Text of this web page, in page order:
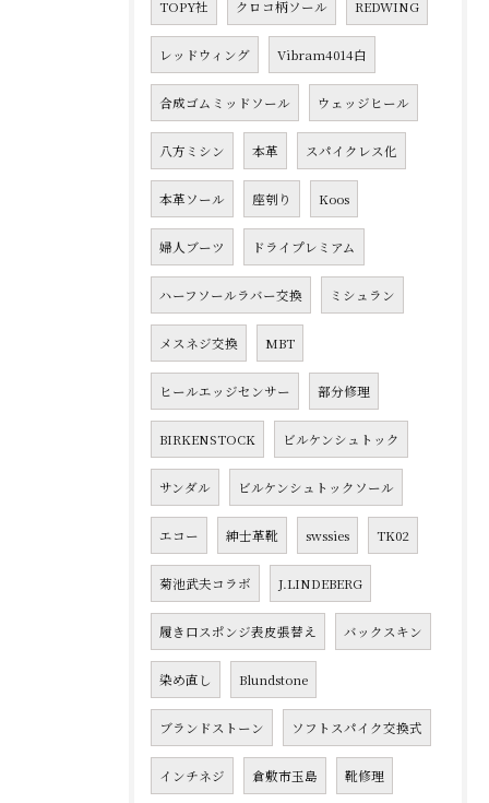
TOPY社 クロコ柄ソール REDWING
レッドウィング Vibram4014白
合成ゴムミッドソール ウェッジヒール
八方ミシン 本革 スパイクレス化
本革ソール 座刳り Koos
婦人ブーツ ドライプレミアム
ハーフソールラバー交換 ミシュラン
メスネジ交換 MBT
ヒールエッジセンサー 部分修理
BIRKENSTOCK ビルケンシュトック
サンダル ビルケンシュトックソール
エコー 紳士革靴 swssies TK02
菊池武夫コラボ J.LINDEBERG
履き口スポンジ表皮張替え バックスキン
染め直し Blundstone
ブランドストーン ソフトスパイク交換式
インチネジ 倉敷市玉島 靴修理